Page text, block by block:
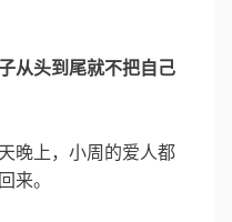
从头到尾就不把自己
晚上，小周的爱人都
来。